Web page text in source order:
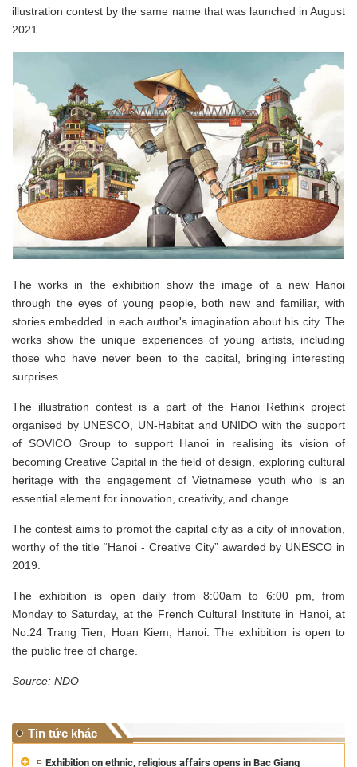
illustration contest by the same name that was launched in August
2021.
The works in the exhibition show the image of a new Hanoi
through the eyes of young people, both new and familiar, with
stories embedded in each author's imagination about his city. The
works show the unique experiences of young artists, including
those who have never been to the capital, bringing interesting
surprises.
The illustration contest is a part of the Hanoi Rethink project
organised by UNESCO, UN-Habitat and UNIDO with the support
of SOVICO Group to support Hanoi in realising its vision of
becoming Creative Capital in the field of design, exploring cultural
heritage with the engagement of Vietnamese youth who is an
essential element for innovation, creativity, and change.
The contest aims to promot the capital city as a city of innovation,
worthy of the title “Hanoi - Creative City” awarded by UNESCO in
2019.
The exhibition is open daily from 8:00am to 6:00 pm, from
Monday to Saturday, at the French Cultural Institute in Hanoi, at
No.24 Trang Tien, Hoan Kiem, Hanoi. The exhibition is open to
the public free of charge.
Source: NDO
Tin tức khác
Exhibition on ethnic, religious affairs opens in Bac Giang